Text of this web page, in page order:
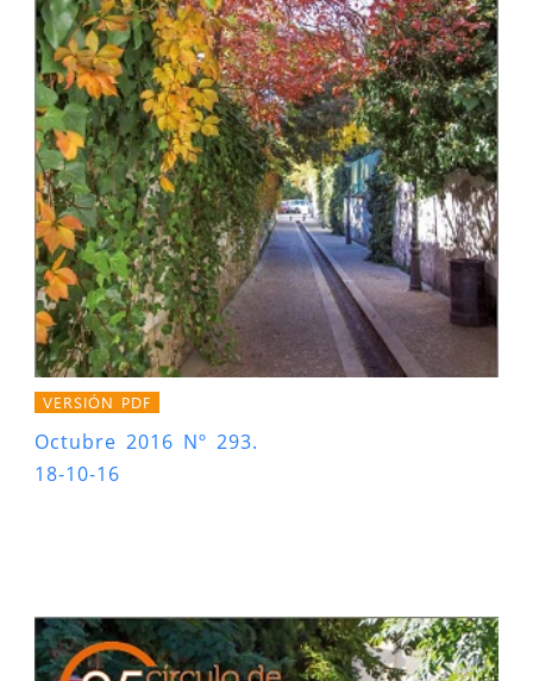
VERSIÓN PDF
Octubre 2016 Nº 293.
18-10-16